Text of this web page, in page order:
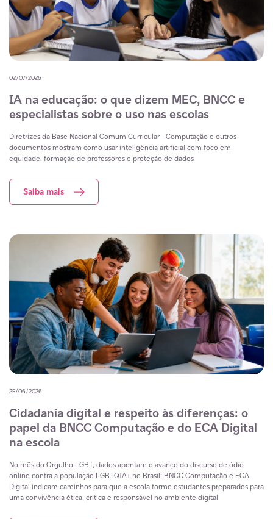
02/07/2026
IA na educação: o que dizem MEC, BNCC e
especialistas sobre o uso nas escolas
Diretrizes da Base Nacional Comum Curricular - Computação e outros
documentos mostram como usar inteligência artificial com foco em
equidade, formação de professores e proteção de dados
Saiba mais
25/06/2026
Cidadania digital e respeito às diferenças: o
papel da BNCC Computação e do ECA Digital
na escola
No mês do Orgulho LGBT, dados apontam o avanço do discurso de ódio
online contra a população LGBTQIA+ no Brasil; BNCC Computação e ECA
Digital indicam caminhos para que a escola forme estudantes preparados para
uma convivência ética, crítica e responsável no ambiente digital